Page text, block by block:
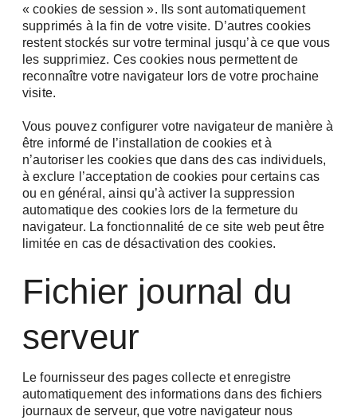
« cookies de session ». Ils sont automatiquement
supprimés à la fin de votre visite. D’autres cookies
restent stockés sur votre terminal jusqu’à ce que vous
les supprimiez. Ces cookies nous permettent de
reconnaître votre navigateur lors de votre prochaine
visite.
Vous pouvez configurer votre navigateur de manière à
être informé de l’installation de cookies et à
n’autoriser les cookies que dans des cas individuels,
à exclure l’acceptation de cookies pour certains cas
ou en général, ainsi qu’à activer la suppression
automatique des cookies lors de la fermeture du
navigateur. La fonctionnalité de ce site web peut être
limitée en cas de désactivation des cookies.
Fichier journal du
serveur
Le fournisseur des pages collecte et enregistre
automatiquement des informations dans des fichiers
journaux de serveur, que votre navigateur nous